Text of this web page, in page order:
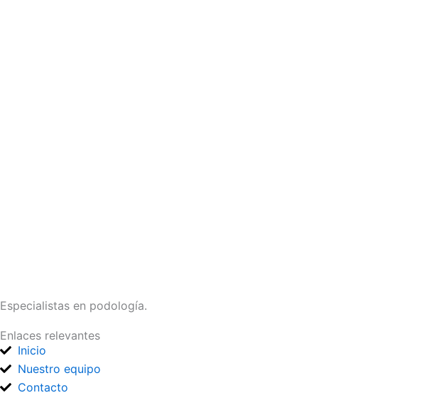
Especialistas en podología.
Enlaces relevantes
Inicio
Nuestro equipo
Contacto